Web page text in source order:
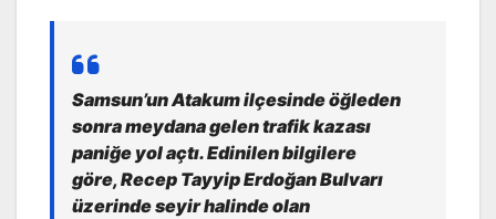
Samsun’un Atakum ilçesinde öğleden
sonra meydana gelen trafik kazası
paniğe yol açtı. Edinilen bilgilere
göre, Recep Tayyip Erdoğan Bulvarı
üzerinde seyir halinde olan